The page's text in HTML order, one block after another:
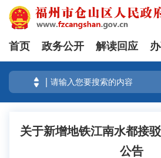
首页 政务公开 解读回应
关于新增地铁江南水都接
公告